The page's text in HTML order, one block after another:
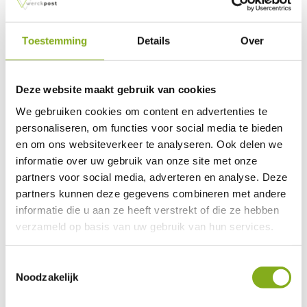
Toestemming Details Over
Deze website maakt gebruik van cookies
We gebruiken cookies om content en advertenties te
personaliseren, om functies voor social media te bieden
en om ons websiteverkeer te analyseren. Ook delen we
informatie over uw gebruik van onze site met onze
partners voor social media, adverteren en analyse. Deze
partners kunnen deze gegevens combineren met andere
informatie die u aan ze heeft verstrekt of die ze hebben
verzameld op basis van uw gebruik van hun services.
Noodzakelijk
jest traktowany poważnie i rzeczywiście brany pod uwagę.
Proces partycypacji: krok po kroku
Werckpost działa według jasnego planu. Ten proces
sprawia, że wszyscy interesariusze są informowani na
czas i mają przestrzeń na konsultacje oraz feedback, przy
jednoczesnym zachowaniu podstawowych założeń
projektu.
Przygotowanie
Dobry proces partycypacyjny zaczyna się od starannego
przygotowania. Tworzymy plan komunikacji, aby
interesariusze byli informowani terminowo i w odpowiedni
sposób. Uruchamiamy także stronę projektu, na której
regularnie publikujemy aktualizacje postępów. Na tym